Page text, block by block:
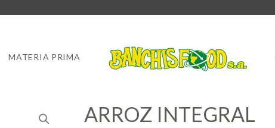
MATERIA PRIMA
ARROZ INTEGRAL